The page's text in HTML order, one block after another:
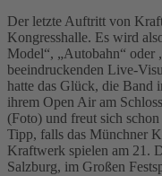
Der letzte Auftritt von
Kongresshalle. Es wird
Model“, „Autobahn“ oder
beeindruckenden Live-
hatte das Glück, die Band
ihrem Open Air am
(Foto) und freut sich
Tipp, falls das Münchner
Kraftwerk spielen am 21.
Salzburg, im Großen